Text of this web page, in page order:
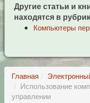
Другие статьи и
находятся в
Компьютеры
Главная
Использование
управлении